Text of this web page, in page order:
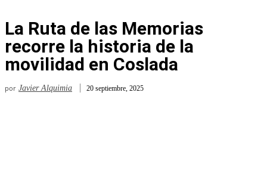
La Ruta de las Memorias
recorre la historia de la
movilidad en Coslada
por Javier Alquimia 20 septiembre, 2025